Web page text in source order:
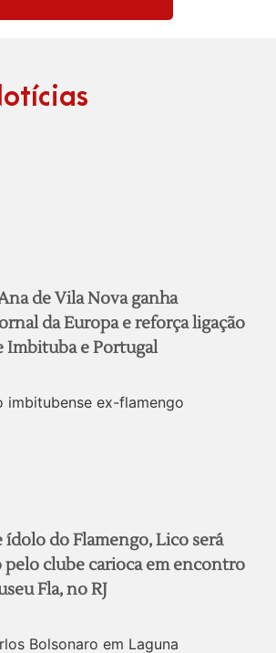
de Vila Nova ganha
da Europa e reforça ligação
Imbituba e Portugal
do Flamengo, Lico será
pelo clube carioca em encontro
Fla, no RJ